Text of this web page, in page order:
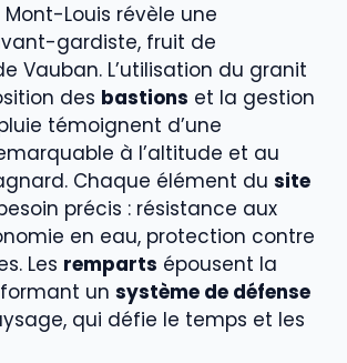
Mont-Louis révèle une
gardiste, fruit de
Vauban. L’utilisation du granit
des bastions et la gestion
témoignent d’une
à l’altitude et au
Chaque élément du site
précis : résistance aux
en eau, protection contre
Les remparts épousent la
un système de défense
qui défie le temps et les